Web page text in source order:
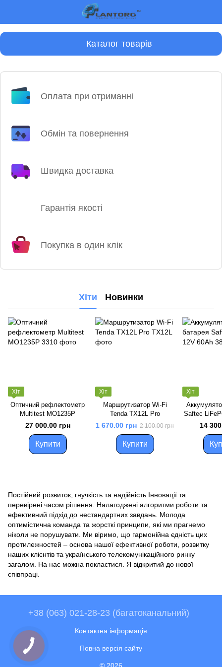
Каталог товарів
Оплата при отриманні
Обмін та повернення
Швидка доставка
Гарантія якості
Покупка в один клік
Хіти Новинки
Хіт
Оптичний рефлектометр
Multitest MO1235P
27 000.00 грн
Купити
Хіт
Маршрутизатор Wi-Fi
Tenda TX12L Pro
1 670.00 грн 2 100.00 грн
Купити
Хіт
Saftec
14
Постійний розвиток, гнучкість та надійність Інновації та
перевірені часом рішення. Налагоджені алгоритми роботи та
ефективний підхід до нестандартних завдань. Молода
оптимістична команда та жорсткі принципи, які ми прагнемо
ніколи не порушувати. Ми віримо, що гармонійна єдність цих
протилежностей – основа нашої ефективної роботи, розвитку
наших клієнтів та українського телекомунікаційного ринку
загалом. На нас можна покластися. Я відкритий до нової
співпраці.
+38 (063) 021-28-23 (багатоканальний)
Контактна інформація
Повна версія сайту